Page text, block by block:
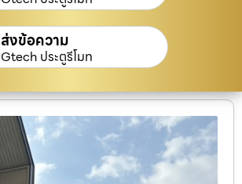
ส่งข้อความ
Gtech ประตูรีโมท